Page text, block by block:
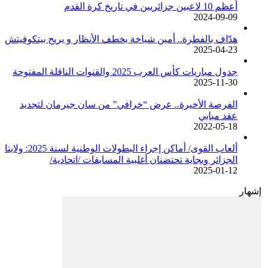
أعظم 10 لاعبين جزائريين في تاريخ كرة القدم
2024-09-09
هدّاف بالفطرة.. أمين شياخة يخطف الأنظار و يريح بيتكوفيتش
2025-04-23
جدول مباريات كأس العرب 2025 والقنوات الناقلة المفتوحة
2025-11-30
الفرصة الأخيرة.. عرض “خرافي” من سان جيرمان لتجديد
عقد مبابي
2022-05-18
ألعاب القوى/ أماكن إجراء البطولات الوطنية لسنة 2025: ولايتا
الجزائر وبجاية تحتضنان أغلبية المسابقات /اتحادية/
2025-01-12
إشهار